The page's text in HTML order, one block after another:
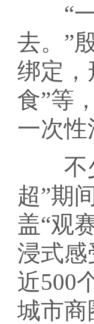
“一
去。”
绑定，
食”等
一次性
不少
超”期
盖“观
浸式感
近500
城市商